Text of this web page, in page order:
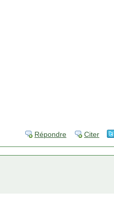
Répondre Citer